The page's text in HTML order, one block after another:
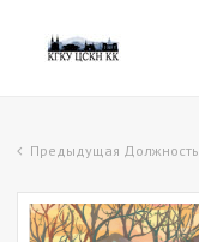
Предыдущая Должность